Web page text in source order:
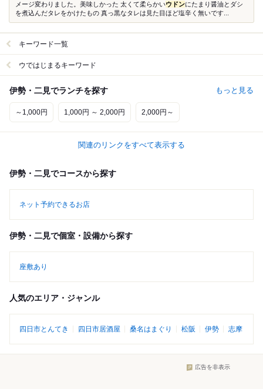
メージ変わりました。美味しかった 太くて柔らかいウドンにたまり醤油とダシ
を煮込んだタレをかけたもの 真っ黒なタレは見た目ほど塩辛く無いです...
キーワード一覧
ウではじまるキーワード
伊勢・二見でランチを探す もっと見る
～1,000円 1,000円 ～ 2,000円 2,000円～
関連のリンクをすべて表示する
伊勢・二見でコースから探す
ネット予約できるお店
伊勢・二見で個室・設備から探す
座敷あり
人気のエリア・ジャンル
四日市とんてき 四日市居酒屋 桑名はまぐり 松阪 伊勢 志摩
広告を非表示